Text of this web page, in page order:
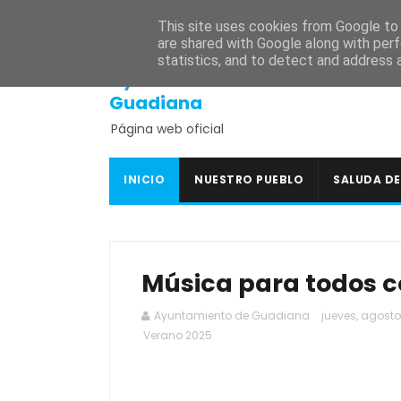
SEDE ELECTRÓNICA PORTAL DE
Guadiana
Página web oficial
INICIO NUESTRO PUEBLO SALUDA
Música para todos
Ayuntamiento de Guadiana jueves,
Verano 2025
This site uses cookies from Google
are shared with Google along with
statistics, and to detect and address